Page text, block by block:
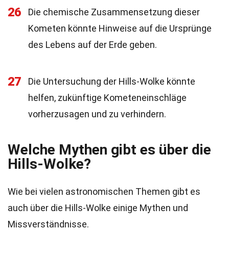
26
Die chemische Zusammensetzung dieser
Kometen könnte Hinweise auf die Ursprünge
des Lebens auf der Erde geben.
27
Die Untersuchung der Hills-Wolke könnte
helfen, zukünftige Kometeneinschläge
vorherzusagen und zu verhindern.
Welche Mythen gibt es über die
Hills-Wolke?
Wie bei vielen astronomischen Themen gibt es
auch über die Hills-Wolke einige Mythen und
Missverständnisse.